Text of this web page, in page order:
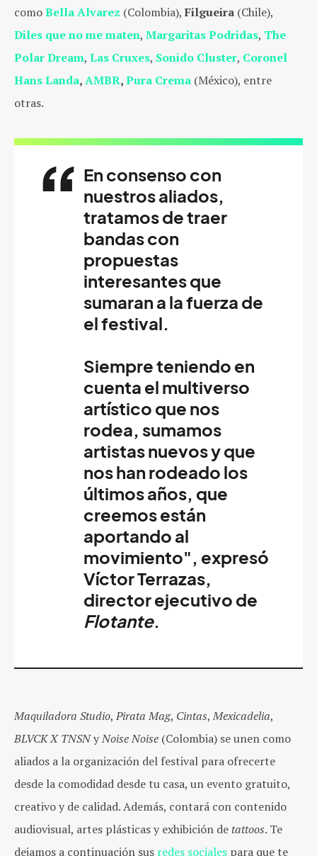
comoBella Alvarez (Colombia), Filgueira (Chile),
Diles que no me maten, Margaritas Podridas, The
Polar Dream, Las Cruxes, Sonido Cluster, Coronel
Hans Landa,AMBR,Pura Crema (México), entre
otras.
En consenso con
nuestros aliados,
tratamos de traer
bandas con
propuestas
interesantes que
sumaran a la fuerza de
el festival.
Siempre teniendo en
cuenta el multiverso
artístico que nos
rodea, sumamos
artistas nuevos y que
nos han rodeado los
últimos años, que
creemos están
aportando al
movimiento", expresó
Víctor Terrazas,
director ejecutivo de
Flotante.
Maquiladora Studio, Pirata Mag, Cintas,Mexicadelia,
BLVCK X TNSNyNoise Noise (Colombia) se unen como
aliados a la organización del festival para ofrecerte
desde la comodidad desde tu casa, un evento gratuito,
creativo y de calidad. Además, contará con contenido
audiovisual, artes plásticas y exhibición de tattoos. Te
dejamos a continuación sus redes sociales para que te